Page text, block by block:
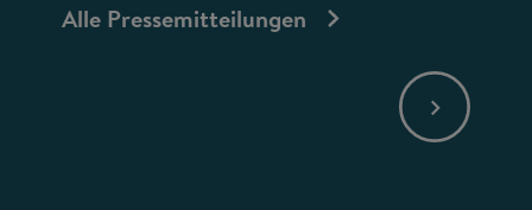
Alle Pressemitteilungen